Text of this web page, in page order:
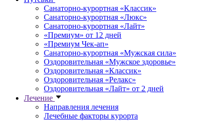
Санаторно-курортная «Классик»
Санаторно-курортная «Люкс»
Санаторно-курортная «Лайт»
«Премиум» от 12 дней
«Премиум Чек-ап»
Санаторно-курортная «Мужская сила»
Оздоровительная «Мужское здоровье»
Оздоровительная «Классик»
Оздоровительная «Релакс»
Оздоровительная «Лайт» от 2 дней
Лечение
Направления лечения
Лечебные факторы курорта